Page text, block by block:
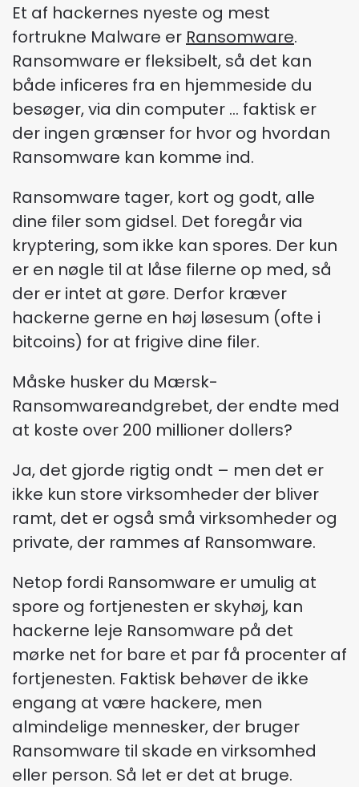
Et af hackernes nyeste og mest
fortrukne Malware er Ransomware.
Ransomware er fleksibelt, så det kan
både inficeres fra en hjemmeside du
besøger, via din computer … faktisk er
der ingen grænser for hvor og hvordan
Ransomware kan komme ind.
Ransomware tager, kort og godt, alle
dine filer som gidsel. Det foregår via
kryptering, som ikke kan spores. Der kun
er en nøgle til at låse filerne op med, så
der er intet at gøre. Derfor kræver
hackerne gerne en høj løsesum (ofte i
bitcoins) for at frigive dine filer.
Måske husker du Mærsk-
Ransomwareandgrebet, der endte med
at koste over 200 millioner dollers?
Ja, det gjorde rigtig ondt – men det er
ikke kun store virksomheder der bliver
ramt, det er også små virksomheder og
private, der rammes af Ransomware.
Netop fordi Ransomware er umulig at
spore og fortjenesten er skyhøj, kan
hackerne leje Ransomware på det
mørke net for bare et par få procenter af
fortjenesten. Faktisk behøver de ikke
engang at være hackere, men
almindelige mennesker, der bruger
Ransomware til skade en virksomhed
eller person. Så let er det at bruge.